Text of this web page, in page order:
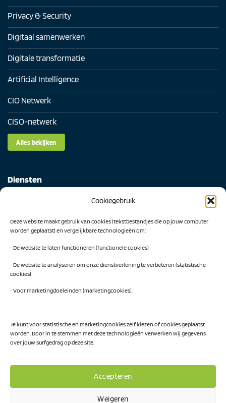
Cookiegebruik
Deze website maakt gebruik van cookies (tekstbestandjes die op jouw computer
worden geplaatst) en vergelijkbare technologieën om:
• De website te laten functioneren (functionele cookies)
• De website te analyseren om onze dienstverlening te verbeteren (statistische
cookies)
• Voor marketingdoeleinden (marketingcookies).
Je kunt voor statistische en marketingcookies zelf kiezen of cookies geplaatst
worden. Door in te stemmen met deze technologieën verwerken wij gegevens
over jouw surfgedrag op deze site.
Accepteren
Weigeren
Privacy & Security
Digitaal samenwerken
Digitale transformatie
Artificial Intelligence
CIO Netwerk
CISO-netwerk
Alles bekijken
Diensten
AI Readiness Scan
Traineeship SN Data & AI
Projecten
Niemeyer Campus